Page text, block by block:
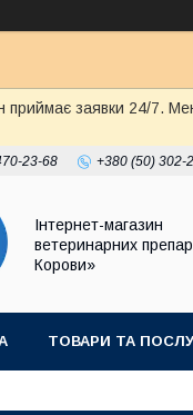
заявки 24/7.
23-68 +380 (50) 302-
Інтернет-магазин
ветеринарних
Корови»
ТОВАРИ ТА